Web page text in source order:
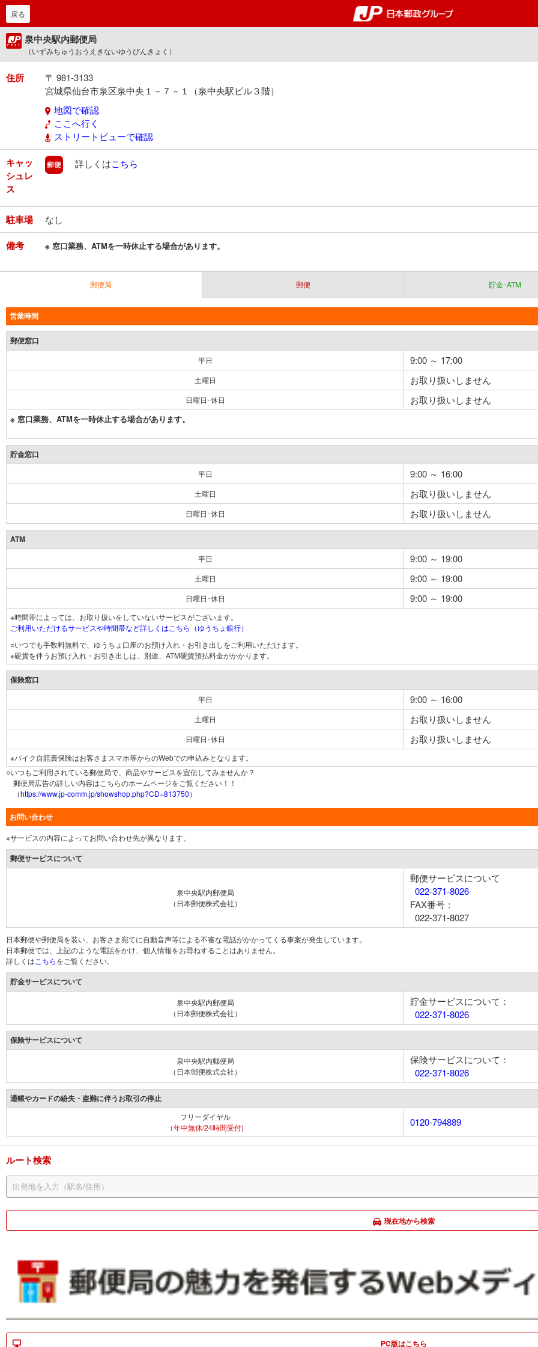
郵便局・日本郵政グルー
戻る
泉中央駅内郵便局
（いずみちゅうおうえきないゆうびんきょく）
住所
〒 981-3133
宮城県仙台市泉区泉中央１－７－１（泉中央駅ビル３階）
地図で確認
ここへ行く
ストリートビューで確認
キャッ
シュレ
ス
郵便
詳しくはこちら
駐車場 なし
備考 ※ 窓口業務、ATMを一時休止する場合があります。
郵便局 郵便 貯金･ATM
営業時間
郵便窓口
平日 9:00 ～ 17:00
土曜日 お取り扱いしません
日曜日･休日 お取り扱いしません
※ 窓口業務、ATMを一時休止する場合があります。
貯金窓口
平日 9:00 ～ 16:00
土曜日 お取り扱いしません
日曜日･休日 お取り扱いしません
ATM
平日 9:00 ～ 19:00
土曜日 9:00 ～ 19:00
日曜日･休日 9:00 ～ 19:00
※時間帯によっては、お取り扱いをしていないサービスがございます。
ご利用いただけるサービスや時間帯など詳しくはこちら（ゆうちょ銀行）
○いつでも手数料無料で、ゆうちょ口座のお預け入れ・お引き出しをご利用いただけます。
※硬貨を伴うお預け入れ・お引き出しは、別途、ATM硬貨預払料金がかかります。
保険窓口
平日 9:00 ～ 16:00
土曜日 お取り扱いしません
日曜日･休日 お取り扱いしません
※バイク自賠責保険はお客さまスマホ等からのWebでの申込みとなります。
○いつもご利用されている郵便局で、商品やサービスを宣伝してみませんか？
郵便局広告の詳しい内容はこちらのホームページをご覧ください！！
（https://www.jp-comm.jp/showshop.php?CD=813750）
お問い合わせ
※サービスの内容によってお問い合わせ先が異なります。
郵便サービスについて
泉中央駅内郵便局
（日本郵便株式会社）
郵便サービスについて
022-371-8026
FAX番号：
022-371-8027
日本郵便や郵便局を装い、お客さま宛てに自動音声等による不審な電話がかかってくる事案が発生しています。
日本郵便では、上記のような電話をかけ、個人情報をお尋ねすることはありません。
詳しくは こちらをご覧ください。
貯金サービスについて
泉中央駅内郵便局
（日本郵便株式会社）
貯金サービスについて：
022-371-8026
保険サービスについて
泉中央駅内郵便局
（日本郵便株式会社）
保険サービスについて：
022-371-8026
通帳やカードの紛失・盗難に伴うお取引の停止
フリーダイヤル
（年中無休/24時間受付)
0120-794889
ルート検索
現在地から検索
PC版はこちら